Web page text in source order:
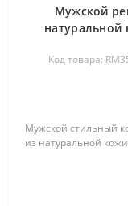
Мужской
натуральной
Код товара:
Мужской стильный
из натуральной